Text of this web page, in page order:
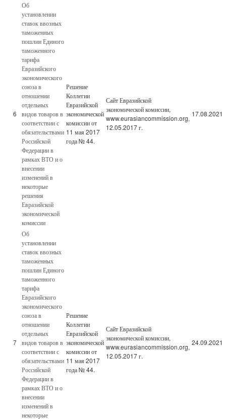
6
Об
установлении
ставок ввозных
таможенных
пошлин Единого
таможенного
тарифа
Евразийского
экономического
союза в
отношении
отдельных
видов товаров в
соответствии с
обязательствами
Российской
Федерации в
рамках ВТО и о
внесении
изменений в
некоторые
решения
Евразийской
экономической
комиссии
Решение
Коллегии
Евразийской
экономической
комиссии от
11 мая 2017
года № 44.
Сайт Евразийской
экономической комиссии,
www.eurasiancommission.org,
12.05.2017 г.
17.08.2021
7
Об
установлении
ставок ввозных
таможенных
пошлин Единого
таможенного
тарифа
Евразийского
экономического
союза в
отношении
отдельных
видов товаров в
соответствии с
обязательствами
Российской
Федерации в
рамках ВТО и о
внесении
изменений в
некоторые
Решение
Коллегии
Евразийской
экономической
комиссии от
11 мая 2017
года № 44.
Сайт Евразийской
экономической комиссии,
www.eurasiancommission.org,
12.05.2017 г.
24.09.2021